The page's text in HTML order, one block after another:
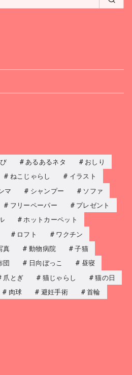
あるあるネタ
おしり
ねこじゃらし
イラスト
マ シャンプー
ソファ
フリーペーパー
プレゼント
ホットカーペット
ロフト
ワクチン
真 動物病院
子猫
団 日向ぼっこ
昼寝
爪とぎ 猫じゃらし
猫の日
肉球 避妊手術
首輪